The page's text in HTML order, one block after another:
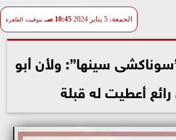
الجمعة، 5 يناير 2024 10:45 صـ بتوقيت القاهرة
سينها”: ولأن أبو
أعطيت له قبلة